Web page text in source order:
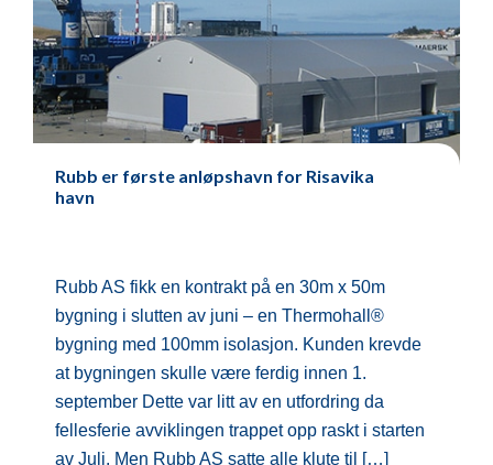
Rubb er første anløpshavn for Risavika
havn
Rubb AS fikk en kontrakt på en 30m x 50m
bygning i slutten av juni – en Thermohall®
bygning med 100mm isolasjon. Kunden krevde
at bygningen skulle være ferdig innen 1.
september Dette var litt av en utfordring da
fellesferie avviklingen trappet opp raskt i starten
av Juli. Men Rubb AS satte alle klute til […]